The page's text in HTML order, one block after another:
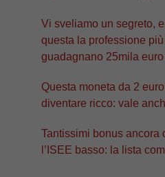
Vi sveliamo un segreto,
questa la professione
guadagnano 25mila
Questa moneta da 2
diventare ricco: vale
Tantissimi bonus ancora
l’ISEE basso: la lista